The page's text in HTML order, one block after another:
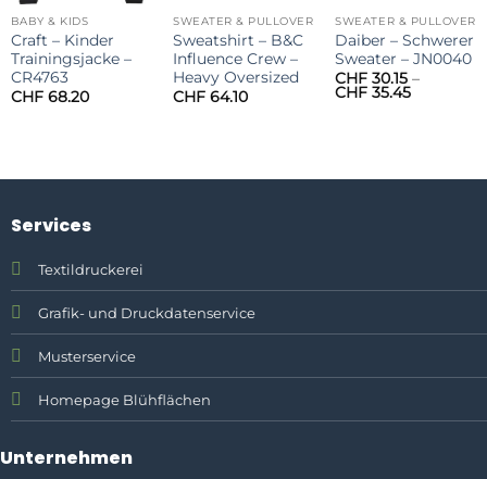
BABY & KIDS
Craft – Kinder
Trainingsjacke –
CR4763
CHF68.20
SWEATER & PULLOVER
Sweatshirt – B&C
Influence Crew –
Heavy Oversized
CHF 64.10
SWEATER & PULLOVER
Daiber – Schwerer
Sweater – JN0040
CHF 30.15 –
CHF 35.45
Services
Textildruckerei
Grafik- und Druckdatenservice
Musterservice
Homepage Blühflächen
Unternehmen